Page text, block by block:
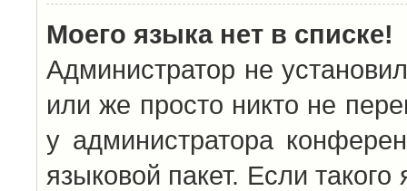
Моего языка нет в списке!
Администратор не
или же просто никто не
у администратора
языковой пакет. Если